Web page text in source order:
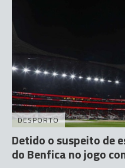
DESPORTO
Detido o suspeito de
do Benfica no jogo